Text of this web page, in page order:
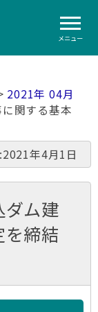
メニュー
2021年 04月
関する基本
年4月1日
ム建
締結